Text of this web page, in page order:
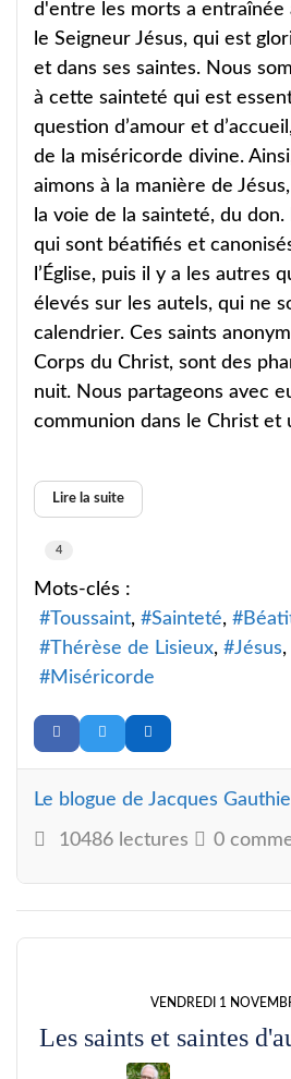
d'entre les morts a entraînée
le Seigneur Jésus, qui est
et dans ses saintes. Nous
à cette sainteté qui est
question d’amour et
de la miséricorde divine.
aimons à la manière de
la voie de la sainteté, du
qui sont béatifiés et
l’Église, puis il y a les autres
élevés sur les autels, qui ne
calendrier. Ces saints
Corps du Christ, sont des
nuit. Nous partageons avec
communion dans le Christ et
Lire la suite
4
Mots-clés :
Toussaint
Sainteté
Thérèse de Lisieux
Jésus
Miséricorde
Le blogue de Jacques
10486 lectures 0
VENDREDI 1
Les saints et saintes